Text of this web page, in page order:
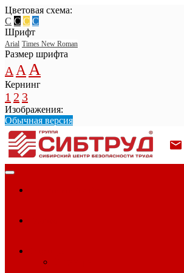
Цветовая схема:
C C C C
Шрифт
Arial Times New Roman
Размер шрифта
A A A
Кернинг
1 2 3
Изображения:
Обычная версия